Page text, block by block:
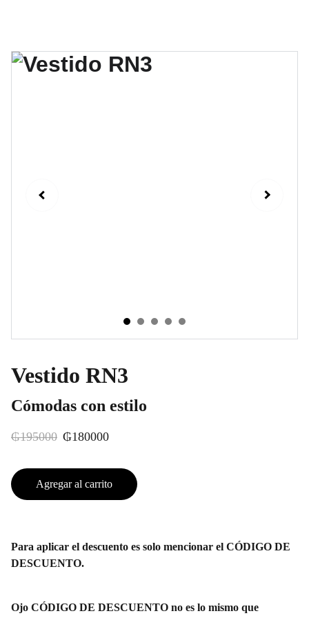
Vestido RN3
Cómodas con estilo
₲195000 ₲180000
Agregar al carrito
Para aplicar el descuento es solo mencionar el CÓDIGO DE
DESCUENTO.
Ojo CÓDIGO DE DESCUENTO no es lo mismo que